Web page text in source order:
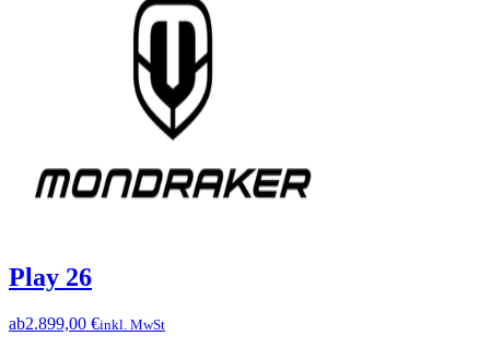
Play 26
ab2.899,00 €inkl. MwSt